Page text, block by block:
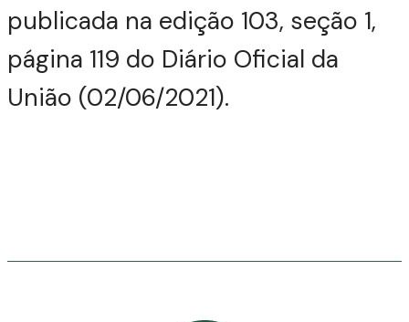
publicada na edição 103, seção 1,
página 119 do Diário Oficial da
União (02/06/2021).